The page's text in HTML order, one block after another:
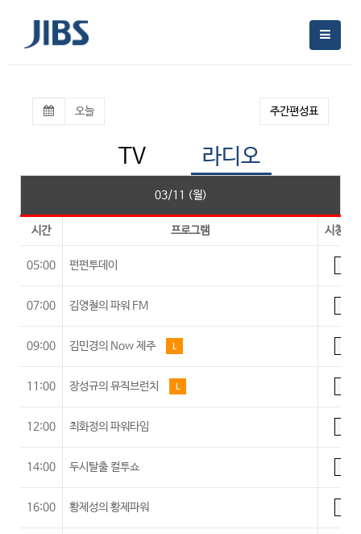
오늘
TV 라디오
주간편성표
03/11 (월)
시간 프로그램 시청등
05:00 펀펀투데이
07:00 김영철의 파워 FM
09:00 김민경의 Now 제주 L
11:00 장성규의 뮤직브런치 L
12:00 최화정의 파워타임
14:00 두시탈출 컬투쇼
16:00 황제성의 황제파워